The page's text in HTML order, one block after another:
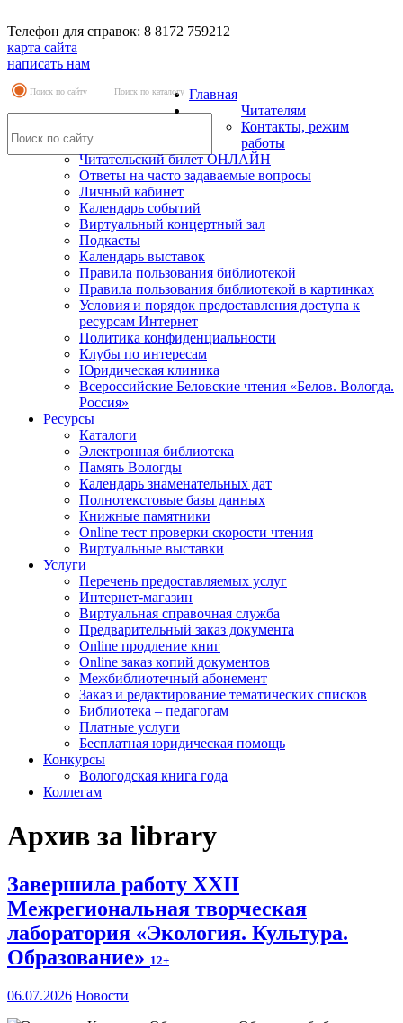
Телефон для справок: 8 8172 759212
карта сайта
написать нам
Поиск по сайту Поиск по каталогу Главная
Читателям
Контакты, режим
работы
Читательский билет ОНЛАЙН
Ответы на часто задаваемые вопросы
Личный кабинет
Календарь событий
Виртуальный концертный зал
Подкасты
Календарь выставок
Правила пользования библиотекой
Правила пользования библиотекой в картинках
Условия и порядок предоставления доступа к
ресурсам Интернет
Политика конфиденциальности
Клубы по интересам
Юридическая клиника
Всероссийские Беловские чтения «Белов. Вологда.
Россия»
Ресурсы
Каталоги
Электронная библиотека
Память Вологды
Календарь знаменательных дат
Полнотекстовые базы данных
Книжные памятники
Online тест проверки скорости чтения
Виртуальные выставки
Услуги
Перечень предоставляемых услуг
Интернет-магазин
Виртуальная справочная служба
Предварительный заказ документа
Online продление книг
Online заказ копий документов
Межбиблиотечный абонемент
Заказ и редактирование тематических списков
Библиотека – педагогам
Платные услуги
Бесплатная юридическая помощь
Конкурсы
Вологодская книга года
Коллегам
Архив за library
Завершила работу XXII
Межрегиональная творческая
лаборатория «Экология. Культура.
Образование» 12+
06.07.2026 Новости